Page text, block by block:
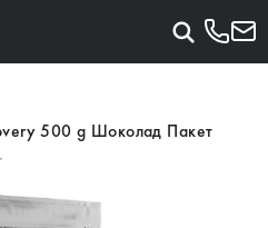
500 g Шоколад Пакет